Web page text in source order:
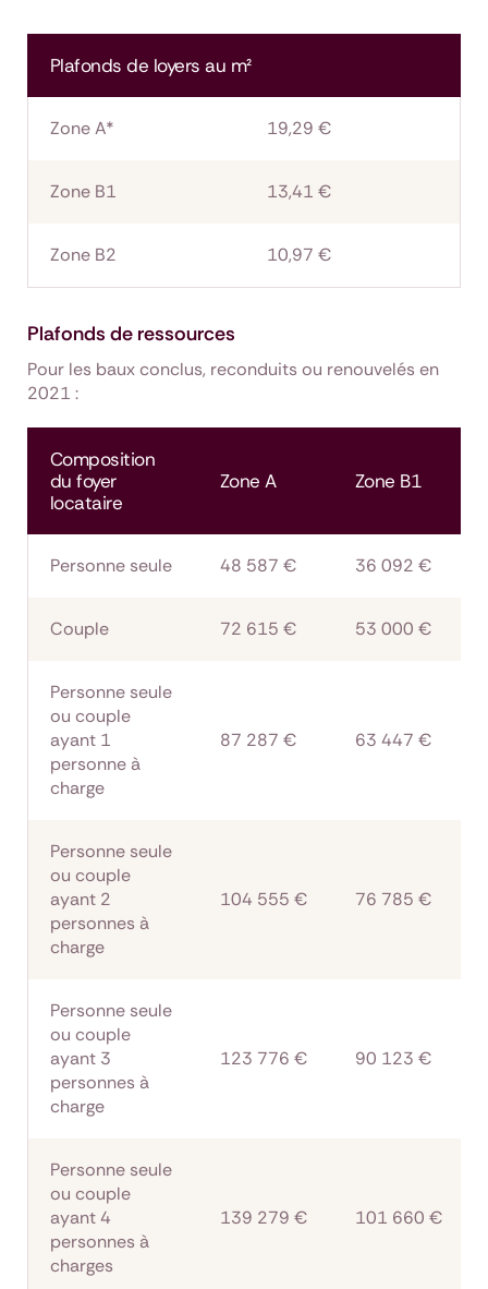
Plafonds de loyers au m²
Zone A* 19,29 €
Zone B1 13,41 €
Zone B2 10,97 €
Plafonds de ressources
Pour les baux conclus, reconduits ou renouvelés en
2021 :
Composition
du foyer
locataire
Zone A Zone B1
Personne seule 48 587 € 36 092 €
Couple 72 615 € 53 000 €
Personne seule
ou couple
ayant 1
personne à
charge
87 287 € 63 447 €
Personne seule
ou couple
ayant 2
personnes à
charge
104 555 € 76 785 €
Personne seule
ou couple
ayant 3
personnes à
charge
123 776 € 90 123 €
Personne seule
ou couple
ayant 4
personnes à
charges
139 279 € 101 660 €